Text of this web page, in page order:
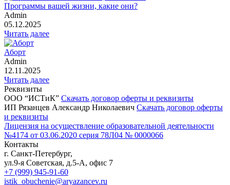
Программы вашей жизни, какие они?
Admin
05.12.2025
Читать далее
Аборт
Admin
12.11.2025
Читать далее
Реквизиты
ООО “ИСТиК” Скачать договор оферты и реквизиты
ИП Рязанцев Александр Николаевич Скачать договор оферты
и реквизиты
Лицензия на осуществление образовательной деятельности
№4174 от 03.06.2020 серия 78Л04 № 0000066
Контакты
г. Санкт-Петербург,
ул.9-я Советская, д.5-А, офис 7
+7 (999) 945-91-60
istik_obuchenie@aryazancev.ru